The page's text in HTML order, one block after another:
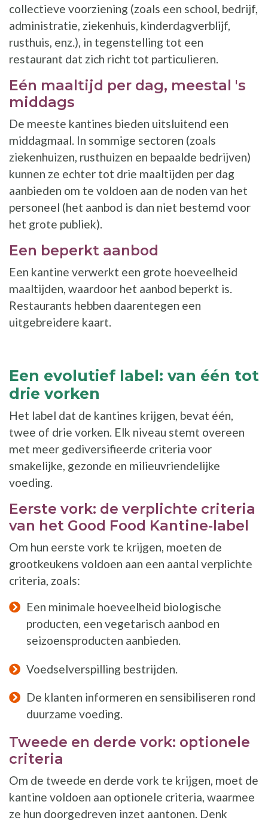
collectieve voorziening (zoals een school, bedrijf,
administratie, ziekenhuis, kinderdagverblijf,
rusthuis, enz.), in tegenstelling tot een
restaurant dat zich richt tot particulieren.
Eén maaltijd per dag, meestal 's
middags
De meeste kantines bieden uitsluitend een
middagmaal. In sommige sectoren (zoals
ziekenhuizen, rusthuizen en bepaalde bedrijven)
kunnen ze echter tot drie maaltijden per dag
aanbieden om te voldoen aan de noden van het
personeel (het aanbod is dan niet bestemd voor
het grote publiek).
Een beperkt aanbod
Een kantine verwerkt een grote hoeveelheid
maaltijden, waardoor het aanbod beperkt is.
Restaurants hebben daarentegen een
uitgebreidere kaart.
Een evolutief label: van één tot
drie vorken
Het label dat de kantines krijgen, bevat één,
twee of drie vorken. Elk niveau stemt overeen
met meer gediversifieerde criteria voor
smakelijke, gezonde en milieuvriendelijke
voeding.
Eerste vork: de verplichte criteria
van het Good Food Kantine-label
Om hun eerste vork te krijgen, moeten de
grootkeukens voldoen aan een aantal verplichte
criteria, zoals:
Een minimale hoeveelheid biologische
producten, een vegetarisch aanbod en
seizoensproducten aanbieden.
Voedselverspilling bestrijden.
De klanten informeren en sensibiliseren rond
duurzame voeding.
Tweede en derde vork: optionele
criteria
Om de tweede en derde vork te krijgen, moet de
kantine voldoen aan optionele criteria, waarmee
ze hun doorgedreven inzet aantonen. Denk